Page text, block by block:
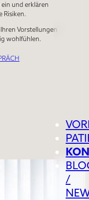
/
und erklären
Risiken.
Vorstellungen
wohlfühlen.